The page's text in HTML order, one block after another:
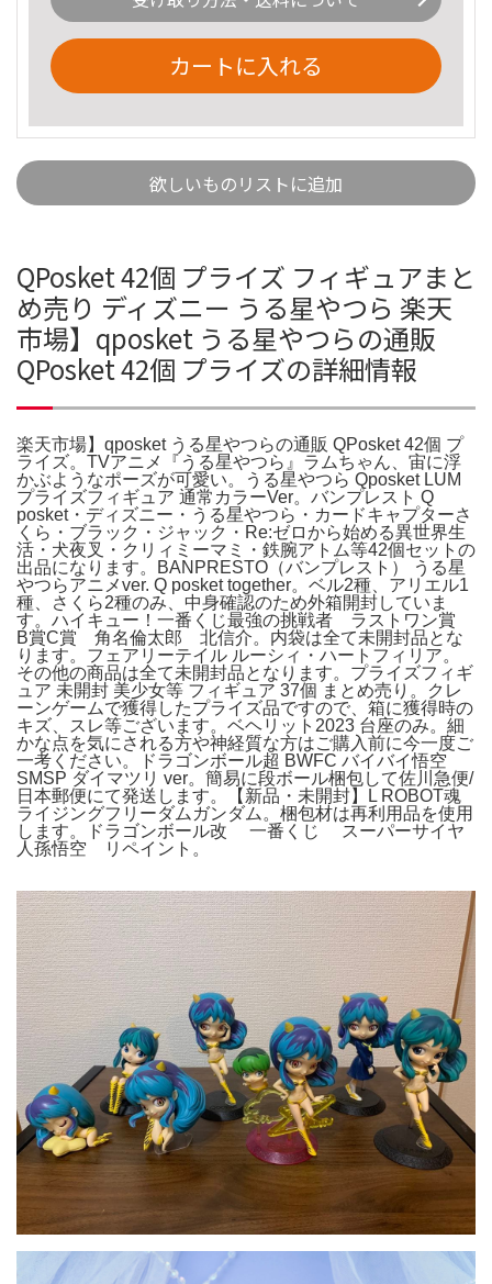
カートに入れる
欲しいものリストに追加
QPosket 42個 プライズ フィギュアまと
め売り ディズニー うる星やつら 楽天
市場】qposket うる星やつらの通販
QPosket 42個 プライズの詳細情報
楽天市場】qposket うる星やつらの通販 QPosket 42個 プ
ライズ。TVアニメ『うる星やつら』ラムちゃん、宙に浮
かぶようなポーズが可愛い。うる星やつら Qposket LUM
プライズフィギュア 通常カラーVer。バンプレスト Q
posket・ディズニー・うる星やつら・カードキャプターさ
くら・ブラック・ジャック・Re:ゼロから始める異世界生
活・犬夜叉・クリィミーマミ・鉄腕アトム等42個セットの
出品になります。BANPRESTO（バンプレスト） うる星
やつらアニメver. Q posket together。ベル2種、アリエル1
種、さくら2種のみ、中身確認のため外箱開封していま
す。ハイキュー！一番くじ最強の挑戦者 ラストワン賞
B賞C賞 角名倫太郎 北信介。内袋は全て未開封品とな
ります。フェアリーテイル ルーシィ・ハートフィリア。
その他の商品は全て未開封品となります。プライズフィギ
ュア 未開封 美少女等 フィギュア 37個 まとめ売り。クレ
ーンゲームで獲得したプライズ品ですので、箱に獲得時の
キズ、スレ等ございます。ベヘリット2023 台座のみ。細
かな点を気にされる方や神経質な方はご購入前に今一度ご
一考ください。ドラゴンボール超 BWFC バイバイ悟空
SMSP ダイマツリ ver。簡易に段ボール梱包して佐川急便/
日本郵便にて発送します。【新品・未開封】L ROBOT魂
ライジングフリーダムガンダム。梱包材は再利用品を使用
します。ドラゴンボール改 一番くじ スーパーサイヤ
人孫悟空 リペイント。